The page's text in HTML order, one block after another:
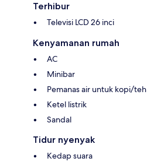
Terhibur
Televisi LCD 26 inci
Kenyamanan rumah
AC
Minibar
Pemanas air untuk kopi/teh
Ketel listrik
Sandal
Tidur nyenyak
Kedap suara